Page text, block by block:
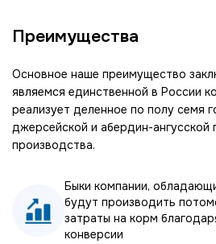
Преимущества
Основное наше преимущество
являемся единственной в России
реализует деленное по полу семя
джерсейской и абердин-ангусской
производства.
Быки компании,
будут производить
затраты на корм
конверсии